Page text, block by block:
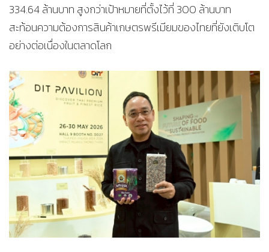
334.64 ล้านบาท สูงกว่าเป้าหมายที่ตั้งไว้ที่ 300 ล้านบาท
สะท้อนความต้องการสินค้าเกษตรพรีเมียมของไทยที่ยังเติบโต
อย่างต่อเนื่องในตลาดโลก